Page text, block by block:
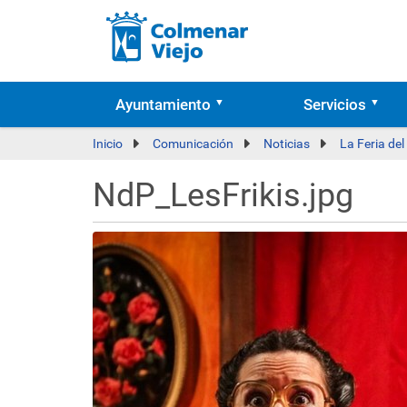
Ayuntamiento Servicios
Inicio Comunicación Noticias La Feria
NdP_LesFrikis.jpg